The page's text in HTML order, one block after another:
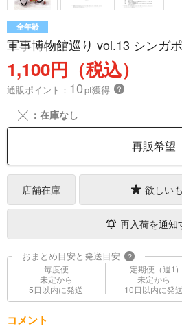
全年齢
軍事博物館巡り vol.13 シンガ
1,100円（税込）
通販ポイント： 10pt獲得 ？
╳ ：在庫なし
再販希望
店舗在庫 欲しい
再入荷を通知
おまとめ目安と発送目安 ?
毎度便
未定から
5日以内に発送
定期便（週1)
未定から
10日以内に発送
コメント